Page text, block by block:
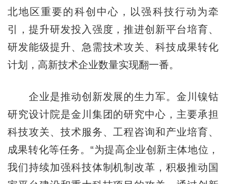
北地区重要的科创中心，以强科技行动为牵
引，提升研发投入强度，推进创新平台培育、
研发能级提升、急需技术攻关、科技成果转化
计划，高新技术企业数量实现翻一番。
企业是推动创新发展的生力军。金川镍钴
研究设计院是金川集团的研究中心，主要承担
科技攻关、技术服务、工程咨询和产业培育、
成果转化等任务。“为提高企业创新主体地位，
我们持续加强科技体制机制改革，积极推动国